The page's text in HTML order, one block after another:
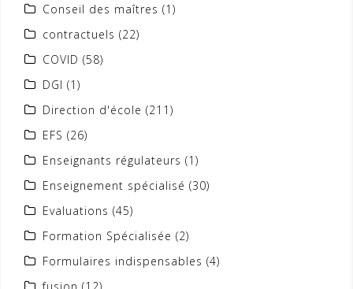
Conseil des maîtres (1)
contractuels (22)
COVID (58)
DGI (1)
Direction d'école (211)
EFS (26)
Enseignants régulateurs (1)
Enseignement spécialisé (30)
Evaluations (45)
Formation Spécialisée (2)
Formulaires indispensables (4)